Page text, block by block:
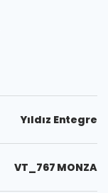
Yıldız Entegre
VT_767 MONZA